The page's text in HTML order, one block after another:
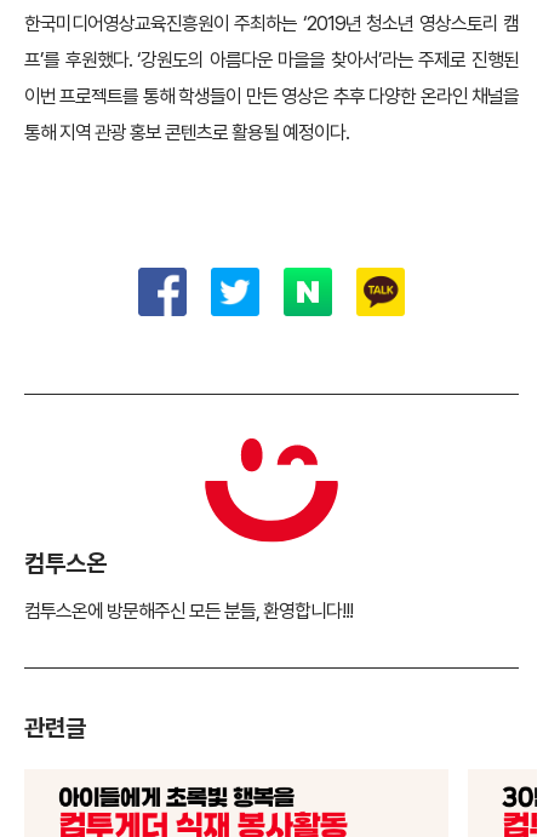
한국미디어영상교육진흥원이 주최하는 ‘2019년 청소년 영상스토리 캠
프’를 후원했다. ‘강원도의 아름다운 마을을 찾아서’라는 주제로 진행된
이번 프로젝트를 통해 학생들이 만든 영상은 추후 다양한 온라인 채널을
통해 지역 관광 홍보 콘텐츠로 활용될 예정이다.
컴투스온
컴투스온에 방문해주신 모든 분들, 환영합니다!!!
관련글